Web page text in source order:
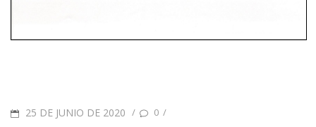
25 DE JUNIO DE 2020 / 0 /